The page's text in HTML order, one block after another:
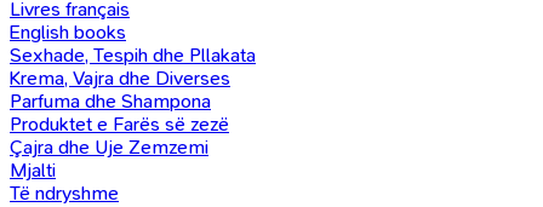
Livres français
English books
Sexhade, Tespih dhe Pllakata
Krema, Vajra dhe Diverses
Parfuma dhe Shampona
Produktet e Farës së zezë
Çajra dhe Uje Zemzemi
Mjalti
Të ndryshme